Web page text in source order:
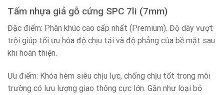
Tấm nhựa giả gỗ cứng SPC 7li (7mm)
Đặc điểm: Phân khúc cao cấp nhất (Premium). Độ dày vượt
trội giúp tối ưu hóa độ chịu tải và độ phẳng của bề mặt sau
khi hoàn thiện.
Ưu điểm: Khóa hèm siêu chịu lực, chống chịu tốt trong môi
trường có lưu lượng giao thông cực lớn. Gần như loại bỏ